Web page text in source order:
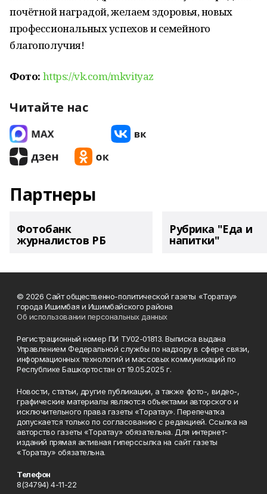
почётной наградой, желаем здоровья, новых
профессиональных успехов и семейного
благополучия!
Фото: https://vk.com/mkvityaz
Читайте нас
Партнеры
Фотобанк
журналистов РБ
Рубрика "Еда и
напитки"
© 2026 Сайт общественно-политической газеты «Торатау»
города Ишимбая и Ишимбайского района
Об использовании персональных данных
Регистрационный номер ПИ ТУ02-01813. Выписка выдана
Управлением Федеральной службы по надзору в сфере связи,
информационных технологий и массовых коммуникаций по
Республике Башкортостан от 19.05.2025 г.
Новости, статьи, другие публикации, а также фото-, видео-,
графические материалы являются объектами авторского и
исключительного права газеты «Торатау». Перепечатка
допускается только по согласованию с редакцией. Ссылка на
авторство газеты «Торатау» обязательна. Для интернет-
изданий прямая активная гиперссылка на сайт газеты
«Торатау» обязательна.
Телефон
8(34794) 4-11-22